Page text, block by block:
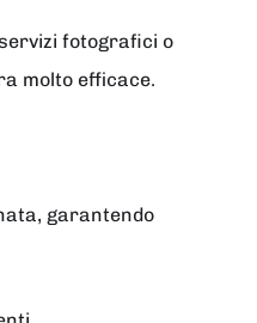
fotografici o
molto efficace.
garantendo